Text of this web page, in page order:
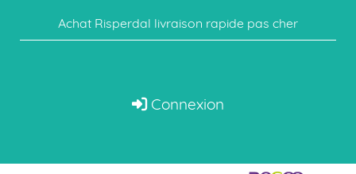
Achat Risperdal livraison rapide pas cher
Connexion